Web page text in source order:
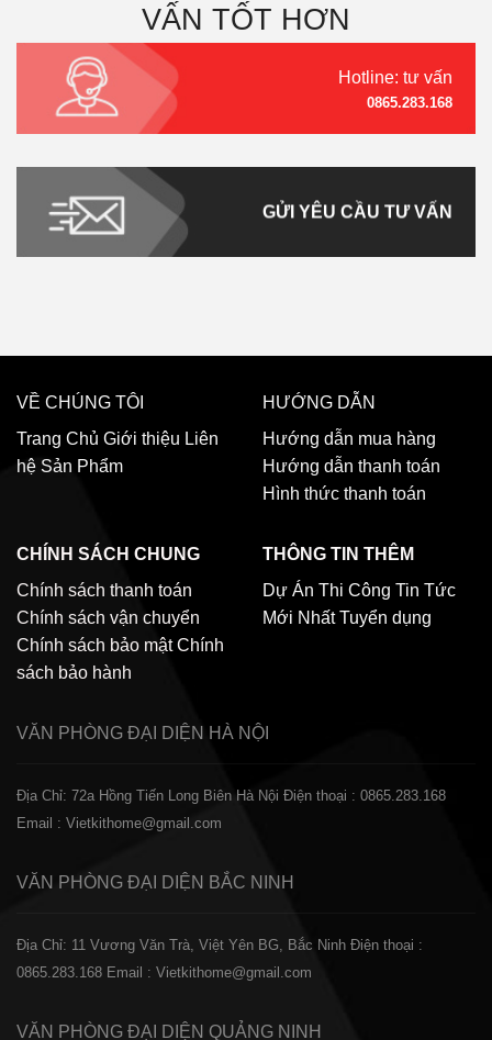
VẤN TỐT HƠN
Hotline: tư vấn
0865.283.168
GỬI YÊU CẦU TƯ VẤN
VỀ CHÚNG TÔI
Trang Chủ Giới thiệu Liên
hệ Sản Phẩm
HƯỚNG DẪN
Hướng dẫn mua hàng
Hướng dẫn thanh toán
Hình thức thanh toán
CHÍNH SÁCH CHUNG
Chính sách thanh toán
Chính sách vận chuyển
Chính sách bảo mật Chính
sách bảo hành
THÔNG TIN THÊM
Dự Án Thi Công Tin Tức
Mới Nhất Tuyển dụng
VĂN PHÒNG ĐẠI DIỆN HÀ NỘI
Địa Chỉ: 72a Hồng Tiến Long Biên Hà Nội Điện thoại : 0865.283.168
Email : Vietkithome@gmail.com
VĂN PHÒNG ĐẠI DIỆN BẮC NINH
Địa Chỉ: 11 Vương Văn Trà, Việt Yên BG, Bắc Ninh Điện thoại :
0865.283.168 Email : Vietkithome@gmail.com
VĂN PHÒNG ĐẠI DIỆN QUẢNG NINH